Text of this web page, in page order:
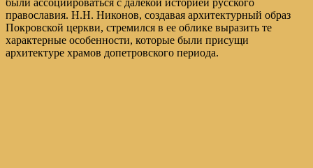
православия. Н.Н. Никонов, создавая архитектурный образ
Покровской церкви, стремился в ее облике выразить те
характерные особенности, которые были присущи
архитектуре храмов допетровского периода.